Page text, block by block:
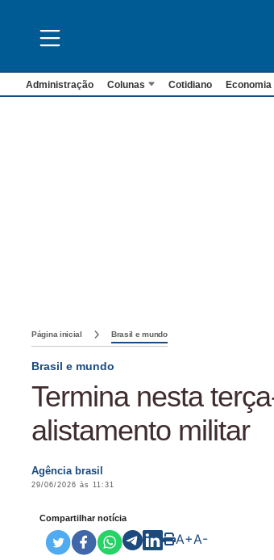
Administração Colunas Cotidiano Economia
Página inicial Brasil e mundo
Brasil e mundo
Termina nesta
alistamento militar
Agência brasil
29/06/2026 às 11:31
Compartilhar notícia
A+A-